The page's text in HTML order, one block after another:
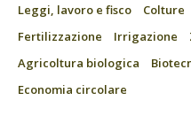
Leggi, lavoro e fisco
Colture
Fertilizzazione
Irrigazione
Agricoltura biologica
Economia circolare